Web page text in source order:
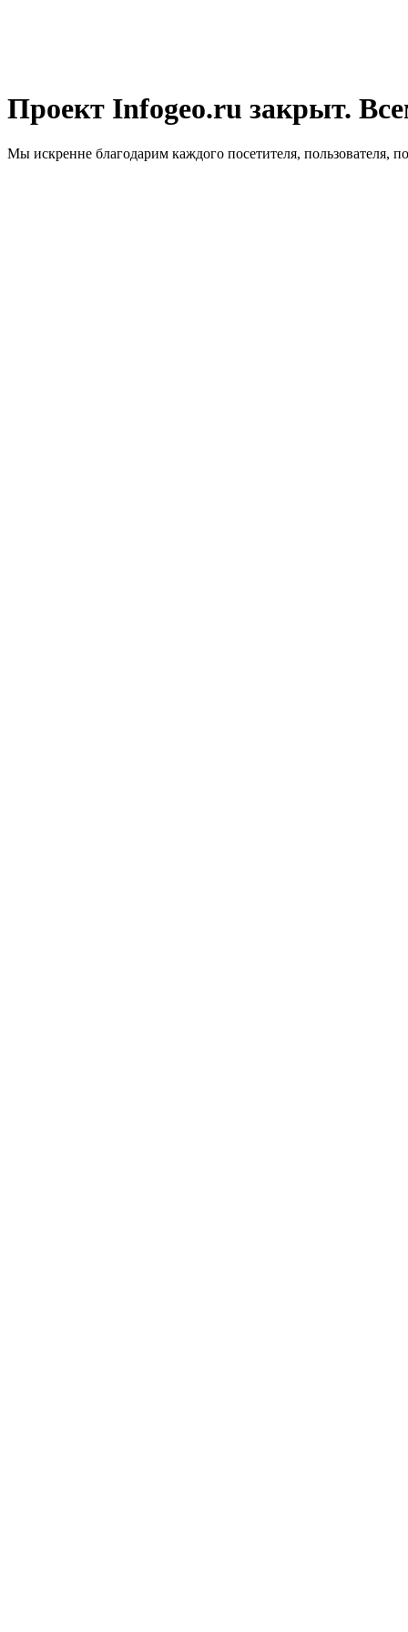
Проект Infogeo.ru закрыт.
Мы искренне благодарим каждого посетителя, пользователя,